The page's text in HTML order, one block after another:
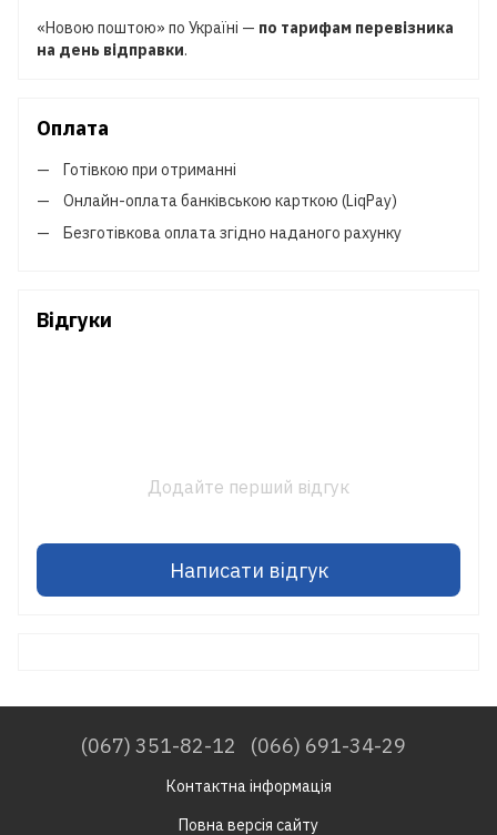
«Новою поштою» по Україні — по тарифам перевізника
на день відправки.
Оплата
Готівкою при отриманні
Онлайн-оплата банківською карткою (LiqPay)
Безготівкова оплата згідно наданого рахунку
Відгуки
Додайте перший відгук
Написати відгук
(067) 351-82-12 (066) 691-34-29
Контактна інформація
Повна версія сайту